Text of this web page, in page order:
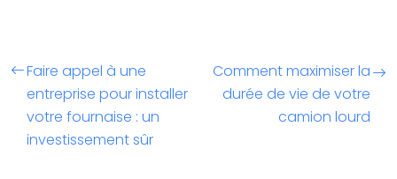
Faire appel à une
entreprise pour installer
votre fournaise : un
investissement sûr
Comment maximiser la
durée de vie de votre
camion lourd